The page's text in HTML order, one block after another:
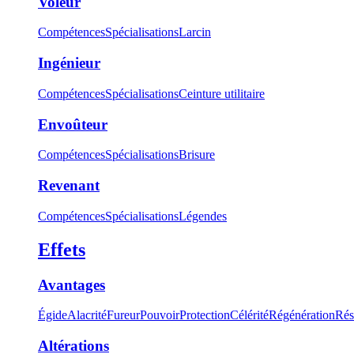
CompétencesSpécialisationsLarcin
Ingénieur
CompétencesSpécialisationsCeinture utilitaire
Envoûteur
CompétencesSpécialisationsBrisure
Revenant
CompétencesSpécialisationsLégendes
Effets
Avantages
ÉgideAlacritéFureurPouvoirProtectionCéléritéRégénération
Altérations